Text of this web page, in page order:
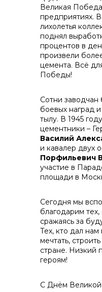
Великая
предприятиях.
лихолетья
поднял
процентов в
произвели
цемента. Всё
Победы!
Сотни
боевых наград
тылу. В 1945
цементники –
Василий
и кавалер двух
Порфильевич
участие в
площади в
Сегодня мы
благодарим тех,
сражаясь за
Тех, кто дал
мечтать,
стране. Низкий
героям!
С Днём